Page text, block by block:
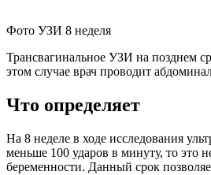
Фото УЗИ 8 неделя
Трансвагинальное УЗИ на позднем
этом случае врач проводит
Что определяет
На 8 неделе в ходе исследования
меньше 100 ударов в минуту, то это
беременности. Данный срок